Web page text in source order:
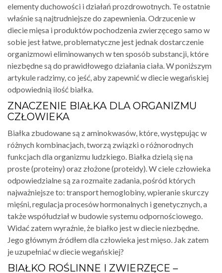
elementy duchowości i działań prozdrowotnych. Te ostatnie
właśnie są najtrudniejsze do zapewnienia. Odrzucenie w
diecie mięsa i produktów pochodzenia zwierzęcego samo w
sobie jest łatwe, problematyczne jest jednak dostarczenie
organizmowi eliminowanych w ten sposób substancji, które
niezbędne są do prawidłowego działania ciała. W poniższym
artykule radzimy, co jeść, aby zapewnić w diecie wegańskiej
odpowiednią ilość białka.
ZNACZENIE BIAŁKA DLA ORGANIZMU
CZŁOWIEKA
Białka zbudowane są z aminokwasów, które, występując w
różnych kombinacjach, tworzą związki o różnorodnych
funkcjach dla organizmu ludzkiego. Białka dzielą się na
proste (proteiny) oraz złożone (proteidy). W ciele człowieka
odpowiedzialne są za rozmaite zadania, pośród których
najważniejsze to: transport hemoglobiny, wpieranie skurczy
mięśni, regulacja procesów hormonalnych i genetycznych, a
także współudział w budowie systemu odpornościowego.
Widać zatem wyraźnie, że białko jest w diecie niezbędne.
Jego głównym źródłem dla człowieka jest mięso. Jak zatem
je uzupełniać w diecie wegańskiej?
BIAŁKO ROŚLINNE I ZWIERZĘCE –